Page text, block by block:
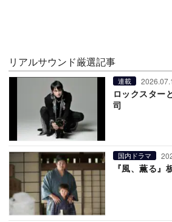
リアルサウンド厳選記事
連載
ロックスター
司
国内ドラマ
『風、薫る